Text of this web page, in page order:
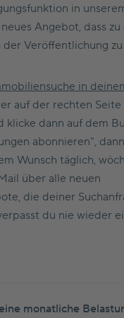
in
Angebot, dass
der Veröffentlichung
in
auf der rechten
klicke dann auf dem
abonnieren",
Wunsch täglich,
über alle neuen
die deiner
du nie wieder
monatliche